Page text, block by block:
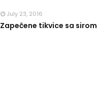
July 23, 2016
Zapečene tikvice sa sirom